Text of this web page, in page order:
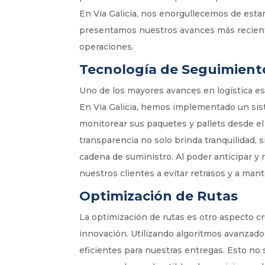
En Via Galicia, nos enorgullecemos de
presentamos nuestros avances más
operaciones.
Tecnología de
Uno de los mayores avances en logística
En Via Galicia, hemos implementado un
monitorear sus paquetes y pallets desde
transparencia no solo brinda tranquilidad,
cadena de suministro. Al poder anticipar y
nuestros clientes a evitar retrasos y a
Optimización de Rutas
La optimización de rutas es otro aspecto
innovación. Utilizando algoritmos
eficientes para nuestras entregas. Esto